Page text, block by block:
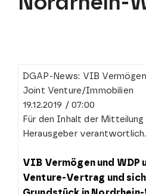
DGAP-News: VIB
Joint Venture/Immobilien
19.12.2019 / 07:00
Für den Inhalt der
Herausgeber verantwortlich.
VIB Vermögen und WDP
Venture-Vertrag und